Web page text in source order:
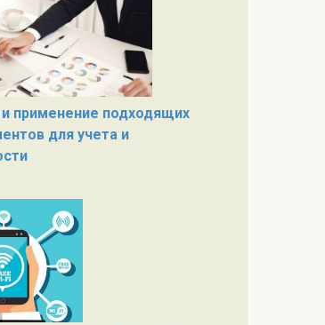
применение подходящих
для учета и